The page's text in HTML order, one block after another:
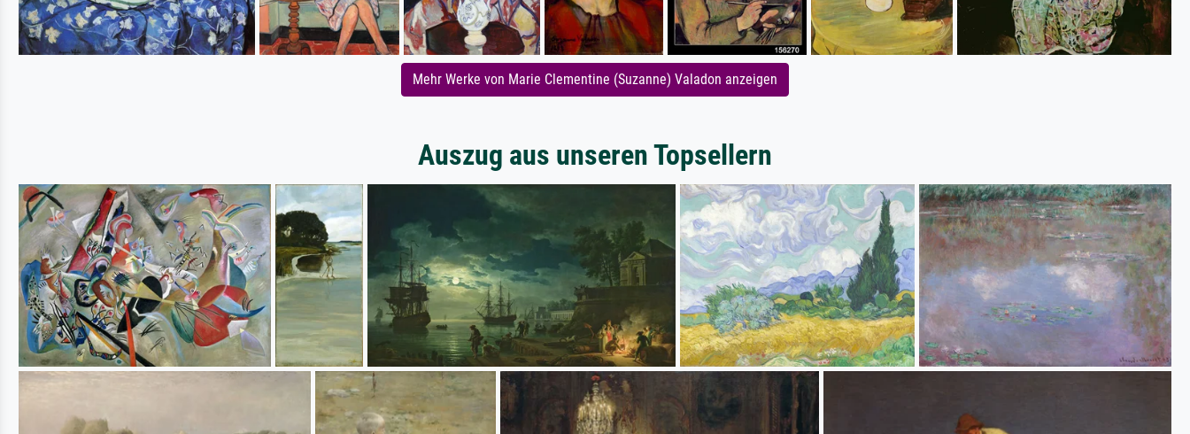
Mehr Werke von Marie Clementine (Suzanne) Valadon anzeigen
Auszug aus unseren Topsellern